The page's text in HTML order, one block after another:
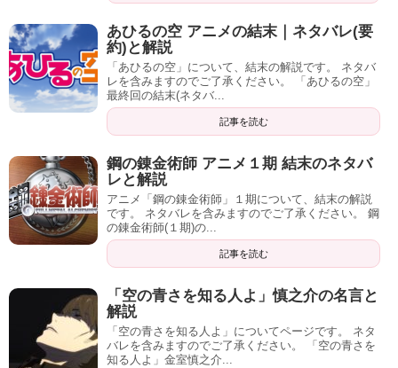
あひるの空 アニメの結末｜ネタバレ(要
約)と解説
「あひるの空」について、結末の解説です。 ネタバ
レを含みますのでご了承ください。 「あひるの空」
最終回の結末(ネタバ...
記事を読む
鋼の錬金術師 アニメ１期 結末のネタバ
レと解説
アニメ「鋼の錬金術師」１期について、結末の解説
です。 ネタバレを含みますのでご了承ください。 鋼
の錬金術師(１期)の...
記事を読む
「空の青さを知る人よ」慎之介の名言と
解説
「空の青さを知る人よ」についてページです。 ネタ
バレを含みますのでご了承ください。 「空の青さを
知る人よ」金室慎之介...